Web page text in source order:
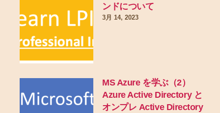
ンドについて
3月 14, 2023
MS Azure を学ぶ（2）
Azure Active Directory と
オンプレ Active Directory